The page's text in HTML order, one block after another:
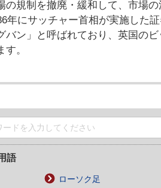
の規制を撤廃・緩和して、市場
年にサッチャー首相が実施した
バン」と呼ばれており、英国の
す。
語
ローソク足